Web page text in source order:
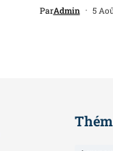
ParAdmin 5